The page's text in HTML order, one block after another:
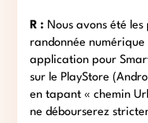
R :Nous avons été
randonnée numérique
application pour
sur le PlayStore
en tapant « chemin
ne débourserez